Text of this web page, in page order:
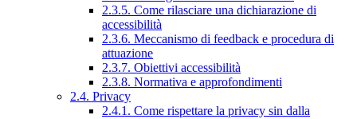
2.3.5. Come rilasciare una dichiarazione di
accessibilità
2.3.6. Meccanismo di feedback e procedura di
attuazione
2.3.7. Obiettivi accessibilità
2.3.8. Normativa e approfondimenti
2.4. Privacy
2.4.1. Come rispettare la privacy sin dalla